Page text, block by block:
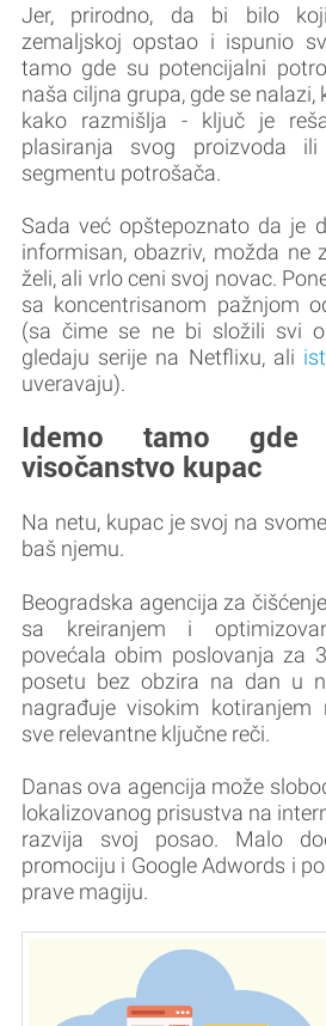
Jer, prirodno, da bi bilo
zemaljskoj opstao i ispunio
tamo gde su potencijalni
naša ciljna grupa, gde se nalazi,
kako razmišlja - ključ je
plasiranja svog proizvoda
segmentu potrošača.
Sada već opštepoznato da je
informisan, obazriv, možda ne
želi, ali vrlo ceni svoj novac.
sa koncentrisanom pažnjom
(sa čime se ne bi složili svi
gledaju serije na Netflixu, ali
uveravaju).
Idemo tamo gde
visočanstvo kupac
Na netu, kupac je svoj na
baš njemu.
Beogradska agencija za čišćenje
sa kreiranjem i
povećala obim poslovanja za
posetu bez obzira na dan u
nagrađuje visokim
sve relevantne ključne reči.
Danas ova agencija može
lokalizovanog prisustva na
razvija svoj posao. Malo
promociju i Google Adwords i
prave magiju.